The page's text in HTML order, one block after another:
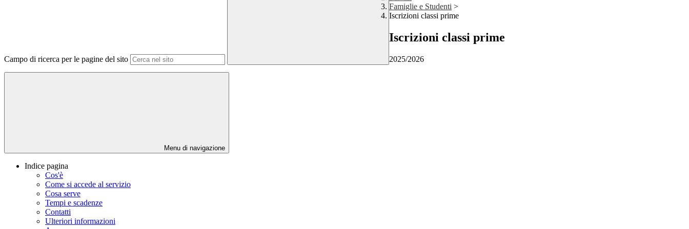
Campo di ricerca per le pagine del sito
Famiglie e Studenti >
Iscrizioni classi prime
Iscrizioni classi prime
2025/2026
Menu di navigazione
Indice pagina
Cos'è
Come si accede al servizio
Cosa serve
Tempi e scadenze
Contatti
Ulteriori informazioni